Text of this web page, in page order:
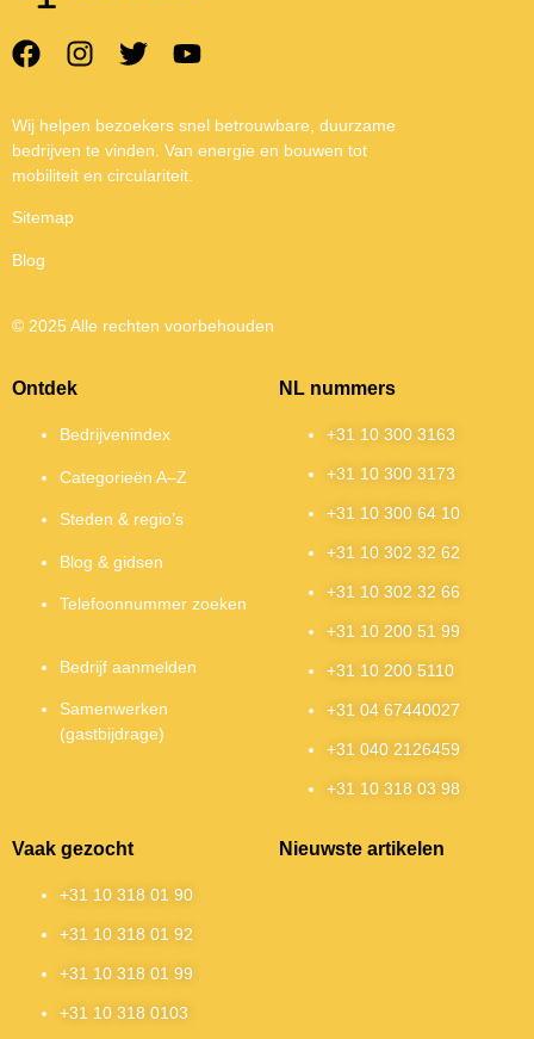
Wij helpen bezoekers snel betrouwbare, duurzame
bedrijven te vinden. Van energie en bouwen tot
mobiliteit en circulariteit.
Sitemap
Blog
© 2025 Alle rechten voorbehouden
Ontdek
Bedrijvenindex
Categorieën A–Z
Steden & regio’s
Blog & gidsen
Telefoonnummer zoeken
Bedrijf aanmelden
Samenwerken
(gastbijdrage)
NL nummers
+31 10 300 3163
+31 10 300 3173
+31 10 300 64 10
+31 10 302 32 62
+31 10 302 32 66
+31 10 200 51 99
+31 10 200 5110
+31 04 67440027
+31 040 2126459
+31 10 318 03 98
Vaak gezocht
+31 10 318 01 90
+31 10 318 01 92
+31 10 318 01 99
+31 10 318 0103
Nieuwste artikelen